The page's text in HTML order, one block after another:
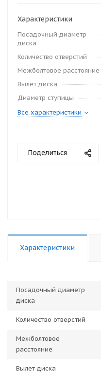
Характеристики
Посадочный диаметр
диска
Количество отверстий
Межболтовое расстояние
Вылет диска
Диаметр ступицы
Все характеристики
Поделиться
Характеристики
Посадочный диаметр
диска
Количество отверстий
Межболтовое
расстояние
Вылет диска